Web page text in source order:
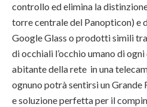
controllo ed elimina la
torre centrale del Panopticon) e
Google Glass o prodotti simili
di occhiali l’occhio umano di
abitante della rete in una
ognuno potrà sentirsi un
e soluzione perfetta per il